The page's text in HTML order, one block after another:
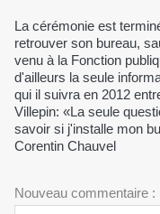
La cérémonie est
retrouver son bureau,
venu à la Fonction
d'ailleurs la seule
qui il suivra en 2012
Villepin: «La seule
savoir si j'installe mon
Corentin Chauvel
Nouveau commentaire :